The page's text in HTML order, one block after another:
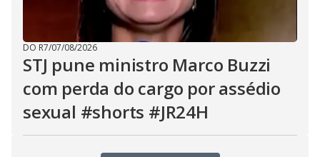
DO R7/07/08/2026
STJ pune ministro Marco Buzzi
com perda do cargo por assédio
sexual #shorts #JR24H